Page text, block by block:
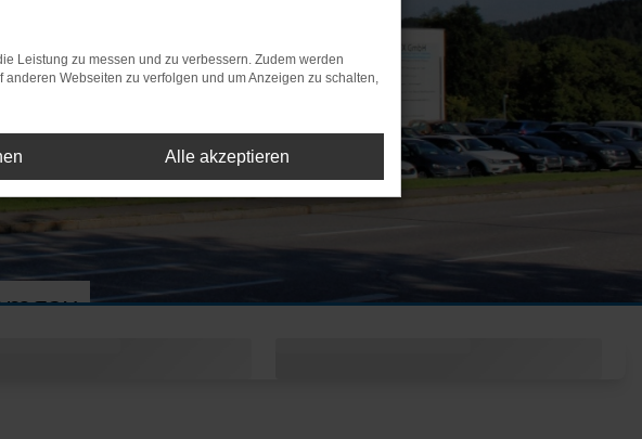
Leistung zu messen und zu verbessern. Zudem werden
Webseiten zu verfolgen und um Anzeigen zu schalten,
Alle akzeptieren